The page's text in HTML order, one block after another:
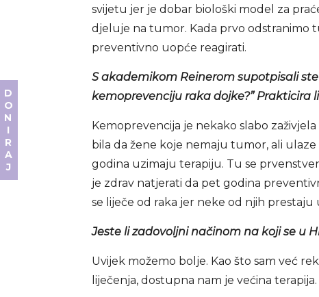
svijetu jer je dobar biološki model za
djeluje na tumor. Kada prvo odstranimo
preventivno uopće reagirati.
S akademikom Reinerom supotpisali
kemoprevenciju raka dojke?” Prakticira
Kemoprevencija je nekako slabo
bila da žene koje nemaju tumor, ali
godina uzimaju terapiju. Tu se
je zdrav natjerati da pet godina
se liječe od raka jer neke od njih
Jeste li zadovoljni načinom na koji se u
Uvijek možemo bolje. Kao što sam već
liječenja, dostupna nam je većina terapija.
DONIRAJ